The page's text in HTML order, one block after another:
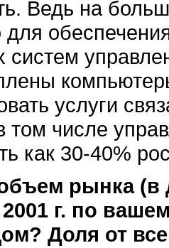
Ведь на
для
систем
услуги
том числе
как 30-40%
рынка
2001 г. по
Доля от